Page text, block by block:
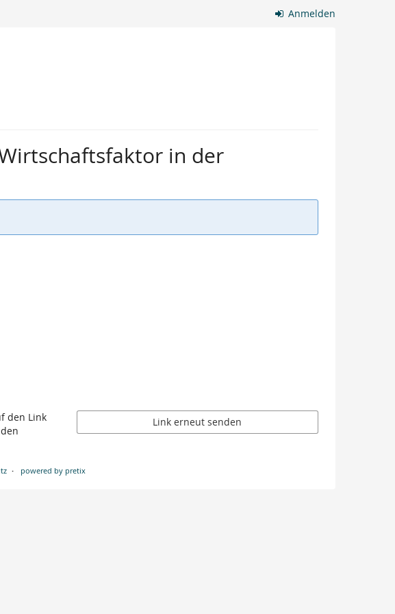
Anmelden
in der
den Link
Link erneut senden
powered by pretix